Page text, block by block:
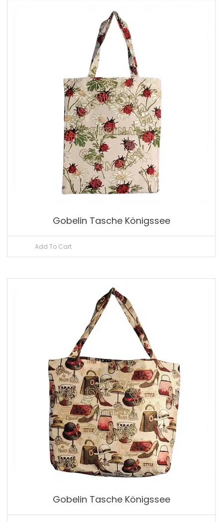
Gobelin Tasche Königssee
Add To Cart
Gobelin Tasche Königssee